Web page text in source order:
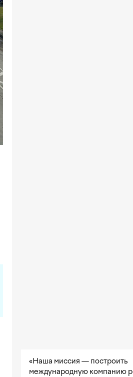
«Наша миссия — построить
международную компанию